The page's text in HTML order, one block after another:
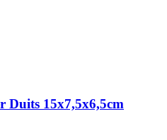
Duits 15x7,5x6,5cm